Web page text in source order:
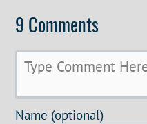
9 Comments
Name (optional)